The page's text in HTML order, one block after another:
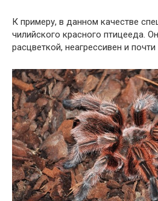
К примеру, в данном качестве
чилийского красного птицееда.
расцветкой, неагрессивен и